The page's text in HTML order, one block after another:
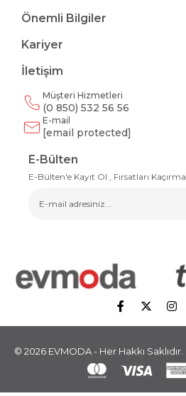
Önemli Bilgiler
Kariyer
İletişim
Müşteri Hizmetleri
(0 850) 532 56 56
E-mail
[email protected]
E-Bülten
E-Bülten'e Kayıt Ol , Fırsatları Kaçırma
© 2026 EVMODA - Her Hakkı Saklıdır.